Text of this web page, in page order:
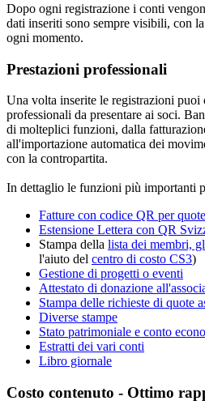
Dopo ogni registrazione i conti
dati inseriti sono sempre visibili, con
ogni momento.
Prestazioni professionali
Una volta inserite le registrazioni puoi
professionali da presentare ai soci.
di molteplici funzioni, dalla
all'importazione automatica dei
con la contropartita.
In dettaglio le funzioni più importanti
Fatture con codice QR per
Estensione Lettera con QR
Stampa della lista dei membri,
l'aiuto del centro di costo CS3)
Gestione di progetti o eventi
Attestato di donazione
Stampa delle richieste di quote
Diverse stampe
Stato patrimoniale e conto
Estratti dei vari conti
Libro giornale
Costo contenuto - Ottimo